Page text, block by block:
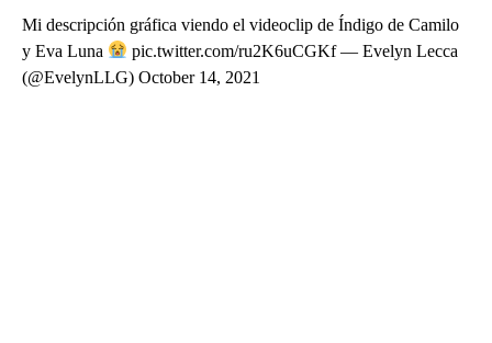
Mi descripción gráfica viendo el videoclip de Índigo de Camilo
y Eva Luna
pic.twitter.com/ru2K6uCGKf — Evelyn Lecca
(@EvelynLLG) October 14, 2021